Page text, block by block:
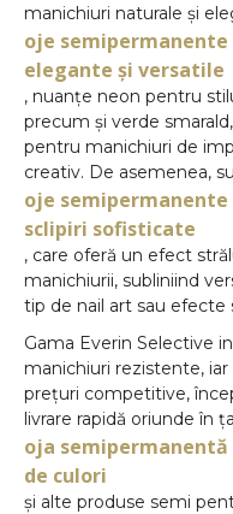
manichiuri naturale și
oje
elegante și versatile
, nuanțe neon pentru
precum și verde
pentru manichiuri de
creativ. De asemenea,
oje
sclipiri sofisticate
, care oferă un efect
manichiurii, subliniind
tip de nail art sau efecte
Gama Everin Selective
manichiuri rezistente,
prețuri competitive,
livrare rapidă oriunde în
oja
de culori
și alte produse semi